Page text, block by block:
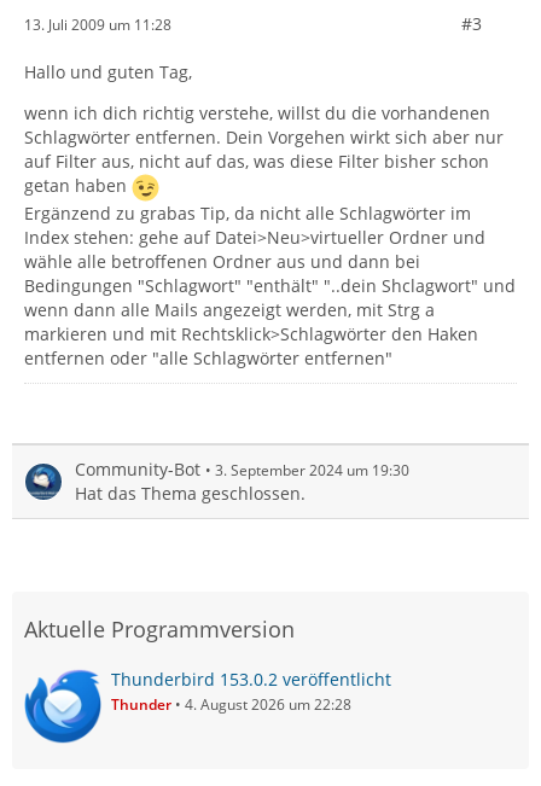
13. Juli 2009 um 11:28 #3
Hallo und guten Tag,
wenn ich dich richtig verstehe, willst du die vorhandenen
Schlagwörter entfernen. Dein Vorgehen wirkt sich aber nur
auf Filter aus, nicht auf das, was diese Filter bisher schon
getan haben
Ergänzend zu grabas Tip, da nicht alle Schlagwörter im
Index stehen: gehe auf Datei>Neu>virtueller Ordner und
wähle alle betroffenen Ordner aus und dann bei
Bedingungen "Schlagwort" "enthält" "..dein Shclagwort" und
wenn dann alle Mails angezeigt werden, mit Strg a
markieren und mit Rechtsklick>Schlagwörter den Haken
entfernen oder "alle Schlagwörter entfernen"
Community-Bot 3. September 2024 um 19:30
Hat das Thema geschlossen.
Aktuelle Programmversion
Thunderbird 153.0.2 veröffentlicht
Thunder 4. August 2026 um 22:28